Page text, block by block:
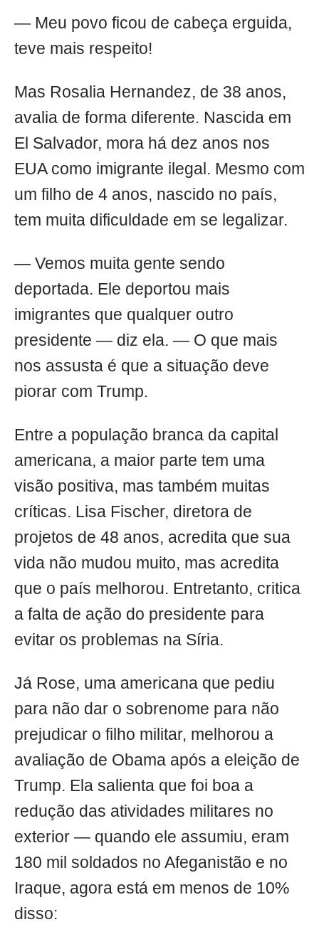
— Meu povo ficou de cabeça erguida,
teve mais respeito!
Mas Rosalia Hernandez, de 38 anos,
avalia de forma diferente. Nascida em
El Salvador, mora há dez anos nos
EUA como imigrante ilegal. Mesmo com
um filho de 4 anos, nascido no país,
tem muita dificuldade em se legalizar.
— Vemos muita gente sendo
deportada. Ele deportou mais
imigrantes que qualquer outro
presidente — diz ela. — O que mais
nos assusta é que a situação deve
piorar com Trump.
Entre a população branca da capital
americana, a maior parte tem uma
visão positiva, mas também muitas
críticas. Lisa Fischer, diretora de
projetos de 48 anos, acredita que sua
vida não mudou muito, mas acredita
que o país melhorou. Entretanto, critica
a falta de ação do presidente para
evitar os problemas na Síria.
Já Rose, uma americana que pediu
para não dar o sobrenome para não
prejudicar o filho militar, melhorou a
avaliação de Obama após a eleição de
Trump. Ela salienta que foi boa a
redução das atividades militares no
exterior — quando ele assumiu, eram
180 mil soldados no Afeganistão e no
Iraque, agora está em menos de 10%
disso: